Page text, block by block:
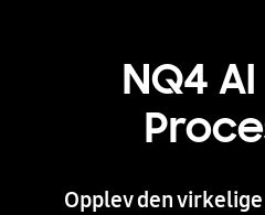
NQ4
Opplev den